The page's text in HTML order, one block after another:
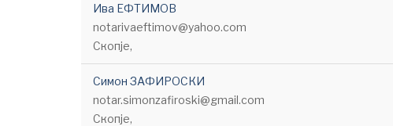
Ива ЕФТИМОВ
notarivaeftimov@yahoo.com
Скопје,
Симон ЗАФИРОСКИ
notar.simonzafiroski@gmail.com
Скопје,